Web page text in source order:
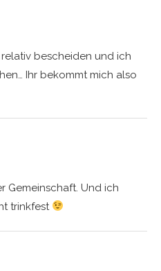
bescheiden und ich
Ihr bekommt mich also
Gemeinschaft. Und ich
trinkfest